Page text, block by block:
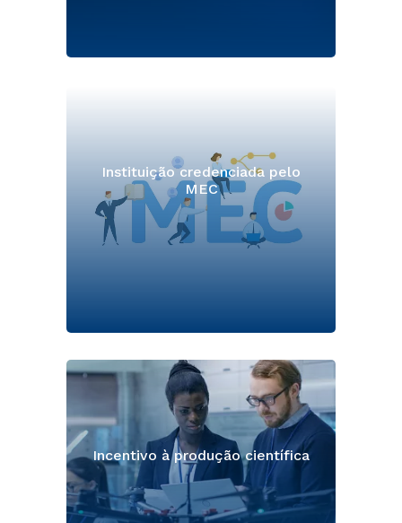
Instituição credenciada pelo
MEC
Incentivo à produção científica